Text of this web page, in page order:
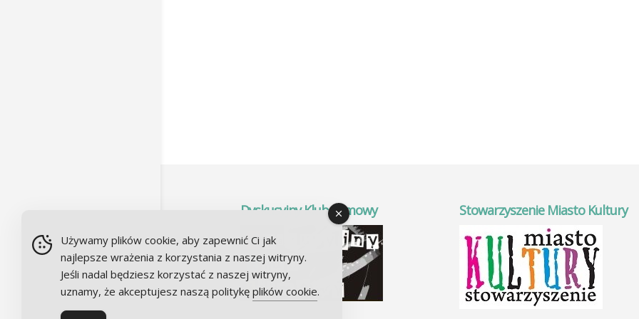
Dyskusyjny Klub Filmowy Stowarzyszenie Miasto Kultury
Używamy plików cookie, aby zapewnić Ci jak
najlepsze wrażenia z korzystania z naszej witryny.
Jeśli nadal będziesz korzystać z naszej witryny,
uznamy, że akceptujesz naszą politykę plików cookie.